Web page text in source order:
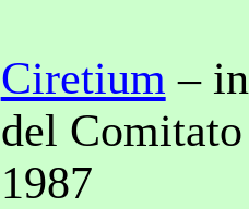
Ciretium –
del
1987